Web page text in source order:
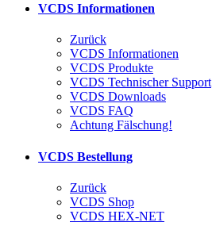
VCDS Informationen
Zurück
VCDS Informationen
VCDS Produkte
VCDS Technischer Support
VCDS Downloads
VCDS FAQ
Achtung Fälschung!
VCDS Bestellung
Zurück
VCDS Shop
VCDS HEX-NET